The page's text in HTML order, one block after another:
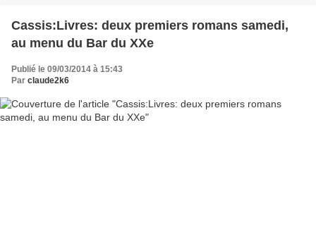
Cassis:Livres: deux premiers romans samedi,
au menu du Bar du XXe
Publié le 09/03/2014 à 15:43
Par claude2k6